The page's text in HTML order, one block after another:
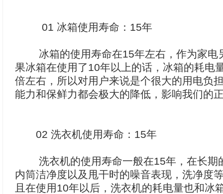
01 冰箱使用寿命：15年
冰箱的使用寿命在15年左右，作为家电
果冰箱在使用了10年以上的话，冰箱的耗电
倍左右，所以对用户来说是个很大的用电负
能力和保鲜力都会极大的降低，影响我们的
02 洗衣机使用寿命：15年
洗衣机的使用寿命一般在15年，在长期
内筒洁净度以及甩干时的噪音表现，洗净度
且在使用10年以后，洗衣机的耗电量也和冰